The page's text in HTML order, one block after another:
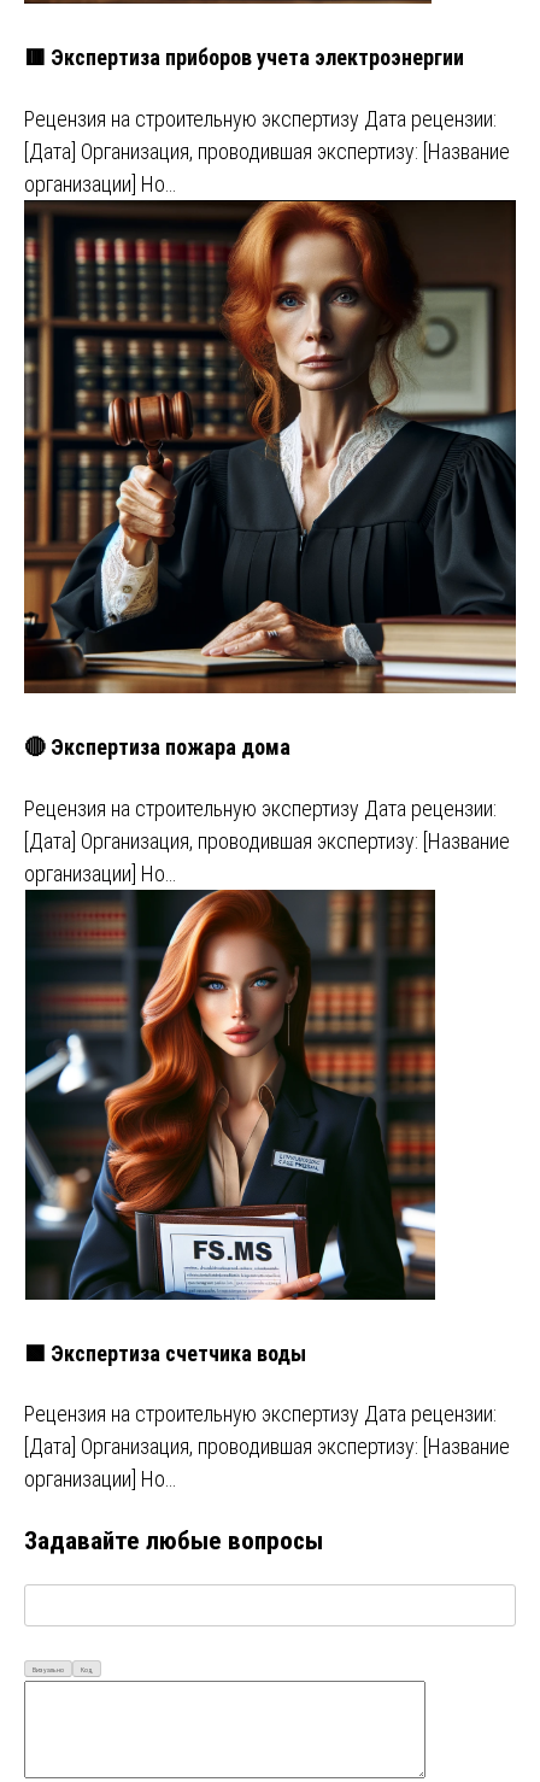
🟥 Экспертиза приборов учета электроэнергии
Рецензия на строительную экспертизу Дата рецензии:
[Дата] Организация, проводившая экспертизу: [Название
организации] Но…
🔴 Экспертиза пожара дома
Рецензия на строительную экспертизу Дата рецензии:
[Дата] Организация, проводившая экспертизу: [Название
организации] Но…
🟩 Экспертиза счетчика воды
Рецензия на строительную экспертизу Дата рецензии:
[Дата] Организация, проводившая экспертизу: [Название
организации] Но…
Задавайте любые вопросы
Визуально Код